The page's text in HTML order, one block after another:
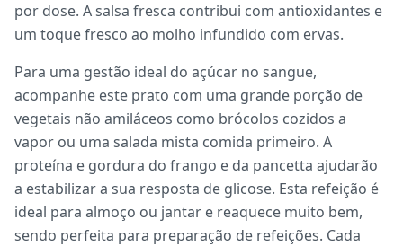
por dose. A salsa fresca contribui com antioxidantes e
um toque fresco ao molho infundido com ervas.
Para uma gestão ideal do açúcar no sangue,
acompanhe este prato com uma grande porção de
vegetais não amiláceos como brócolos cozidos a
vapor ou uma salada mista comida primeiro. A
proteína e gordura do frango e da pancetta ajudarão
a estabilizar a sua resposta de glicose. Esta refeição é
ideal para almoço ou jantar e reaquece muito bem,
sendo perfeita para preparação de refeições. Cada